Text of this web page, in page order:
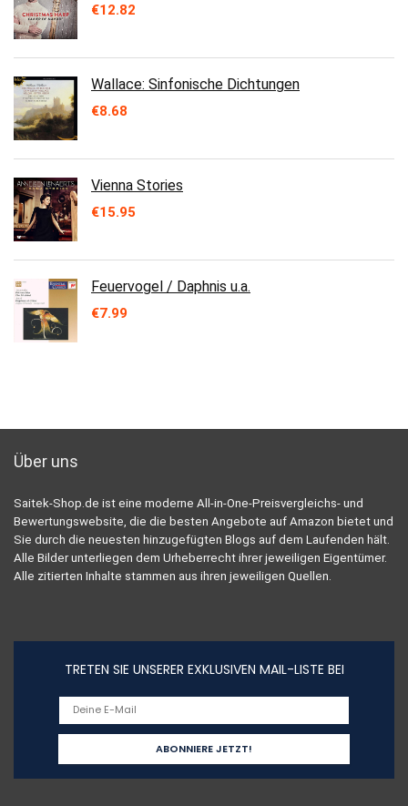
€12.82
Wallace: Sinfonische Dichtungen
€8.68
Vienna Stories
€15.95
Feuervogel / Daphnis u.a.
€7.99
Über uns
Saitek-Shop.de ist eine moderne All-in-One-Preisvergleichs- und
Bewertungswebsite, die die besten Angebote auf Amazon bietet und
Sie durch die neuesten hinzugefügten Blogs auf dem Laufenden hält.
Alle Bilder unterliegen dem Urheberrecht ihrer jeweiligen Eigentümer.
Alle zitierten Inhalte stammen aus ihren jeweiligen Quellen.
TRETEN SIE UNSERER EXKLUSIVEN MAIL-LISTE BEI